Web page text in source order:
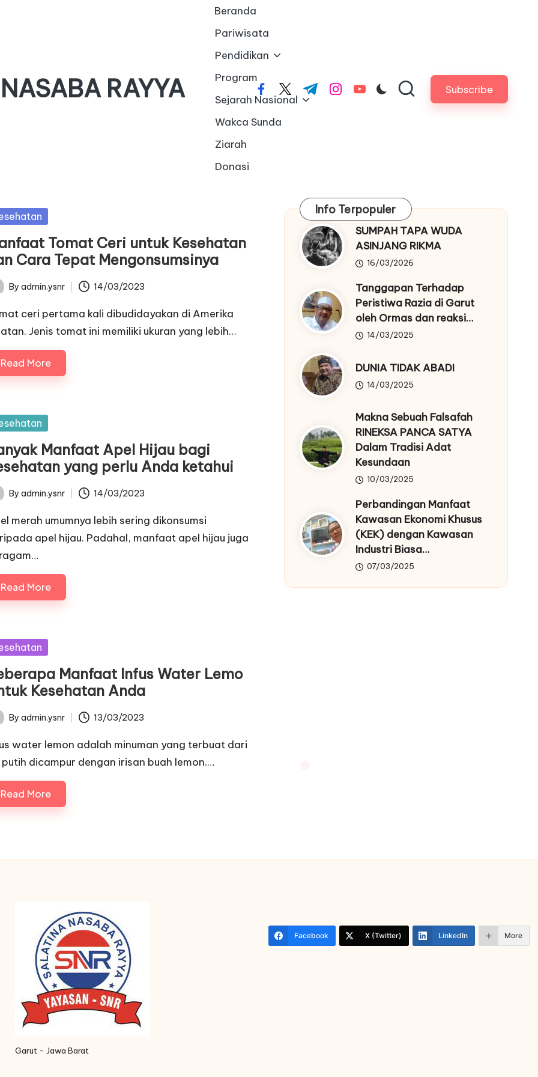
RAYYA
Beranda
Pariwisata
Pendidikan
Program
Sejarah Nasional
Wakca Sunda
Ziarah
Donasi
facebook.com
twitter.com
t.me instagram.com
youtube.com Subscribe
Tomat Ceri untuk Kesehatan
Cara Tepat Mengonsumsinya
By admin.ysnr 14/03/2023
ceri pertama kali dibudidayakan di Amerika
Jenis tomat ini memiliki ukuran yang lebih…
Read More
Manfaat Apel Hijau bagi
yang perlu Anda ketahui
By admin.ysnr 14/03/2023
merah umumnya lebih sering dikonsumsi
apel hijau. Padahal, manfaat apel hijau juga
Read More
Manfaat Infus Water Lemo
Kesehatan Anda
By admin.ysnr 13/03/2023
water lemon adalah minuman yang terbuat dari
dicampur dengan irisan buah lemon.…
Read More
Info Terpopuler
SUMPAH TAPA WUDA
ASINJANG RIKMA
16/03/2026
Tanggapan Terhadap
Peristiwa Razia di Garut
oleh Ormas dan reaksi…
14/03/2025
DUNIA TIDAK ABADI
14/03/2025
Makna Sebuah Falsafah
RINEKSA PANCA SATYA
Dalam Tradisi Adat
Kesundaan
10/03/2025
Perbandingan Manfaat
Kawasan Ekonomi Khusus
(KEK) dengan Kawasan
Industri Biasa…
07/03/2025
Garut - Jawa Barat
Facebook X (Twitter) LinkedIn More